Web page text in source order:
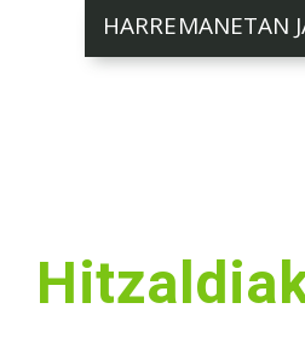
HARREMANETAN